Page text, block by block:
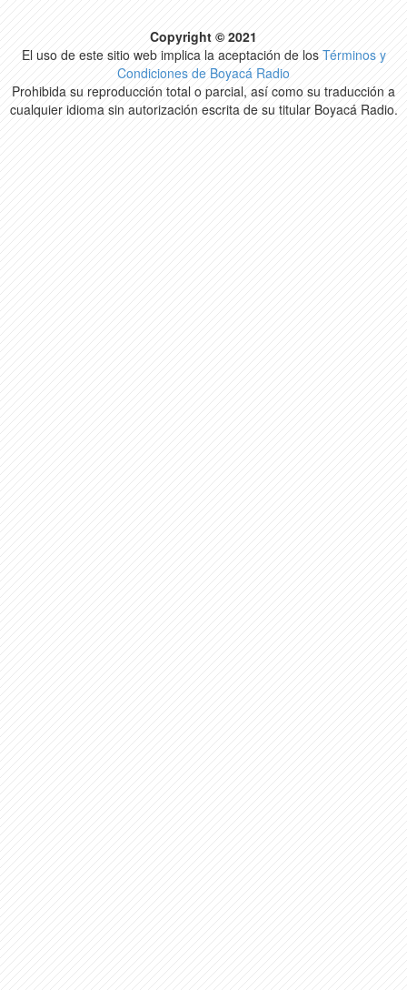
Copyright © 2021
El uso de este sitio web implica la aceptación de los Términos y
Condiciones de Boyacá Radio
Prohibida su reproducción total o parcial, así como su traducción a
cualquier idioma sin autorización escrita de su titular Boyacá Radio.